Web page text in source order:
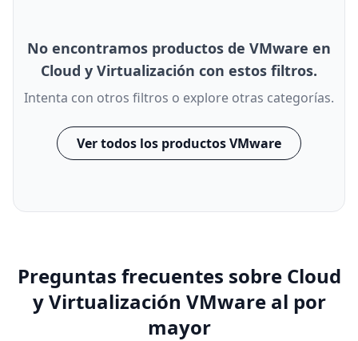
No encontramos productos de VMware en
Cloud y Virtualización con estos filtros.
Intenta con otros filtros o explore otras categorías.
Ver todos los productos VMware
Preguntas frecuentes sobre Cloud
y Virtualización VMware al por
mayor